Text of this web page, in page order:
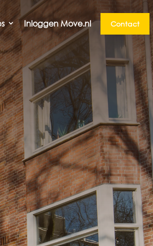
Inloggen Move.nl Contact